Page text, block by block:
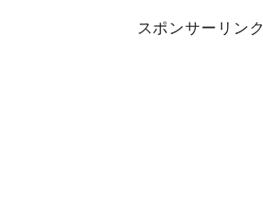
スポンサーリンク